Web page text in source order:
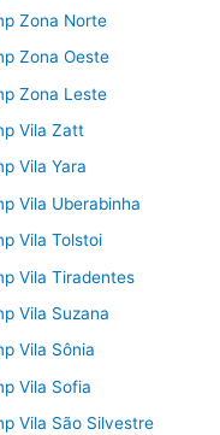
Zona Norte
Zona Oeste
Zona Leste
Vila Zatt
Vila Yara
Vila Uberabinha
Vila Tolstoi
Vila Tiradentes
Vila Suzana
Vila Sônia
Vila Sofia
Vila São Silvestre